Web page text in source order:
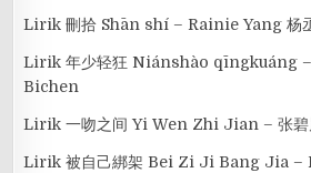
Lirik 刪拾 Shān shí – Rainie Yang 杨
Lirik 年少轻狂 Niánshào qīngkuáng
Bichen
Lirik 一吻之间 Yi Wen Zhi Jian – 张
Lirik 被自己綁架 Bei Zi Ji Bang Jia –